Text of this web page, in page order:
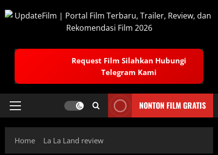
to
Request Film Silahkan Hubungi
Telegram Kami
Primary
NONTON FILM GRATIS
Home La La Land review